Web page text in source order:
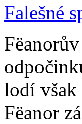
Falešné
lodí však
Fëanor